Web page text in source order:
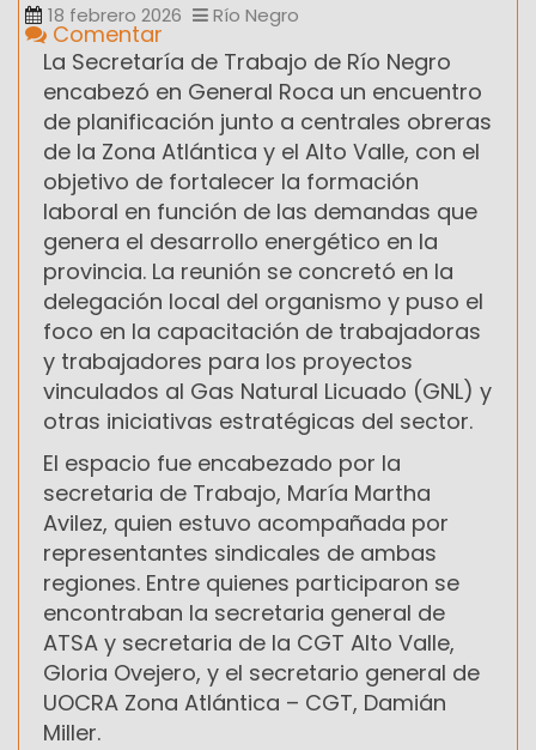
18 febrero 2026 Río Negro
Comentar
La Secretaría de Trabajo de Río Negro
encabezó en General Roca un encuentro
de planificación junto a centrales obreras
de la Zona Atlántica y el Alto Valle, con el
objetivo de fortalecer la formación
laboral en función de las demandas que
genera el desarrollo energético en la
provincia. La reunión se concretó en la
delegación local del organismo y puso el
foco en la capacitación de trabajadoras
y trabajadores para los proyectos
vinculados al Gas Natural Licuado (GNL) y
otras iniciativas estratégicas del sector.
El espacio fue encabezado por la
secretaria de Trabajo, María Martha
Avilez, quien estuvo acompañada por
representantes sindicales de ambas
regiones. Entre quienes participaron se
encontraban la secretaria general de
ATSA y secretaria de la CGT Alto Valle,
Gloria Ovejero, y el secretario general de
UOCRA Zona Atlántica – CGT, Damián
Miller.